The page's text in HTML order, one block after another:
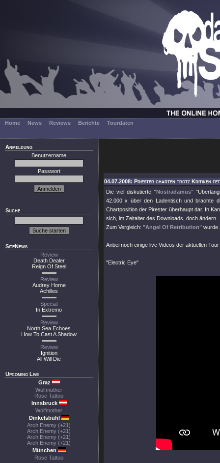
Home News Reviews Berichte Tourdaten
Anmeldung
Benutzername
Passwort
Suche
SiteNews
Review
Death Dealer
Reign Of Steel
Review
Audrey Horne
Achilles
Special
In Extremo
Review
North Sea Echoes
How To Cast A Shadow
Review
Ignition
All Will Die
Upcoming Live
Graz
Wolfmother
Rose Tattoo
Innsbruck
Wolfmother
Dinkelsbühl
Arch Enemy (+21)
Arch Enemy (+21)
Arch Enemy (+21)
Arch Enemy (+21)
München
Rose Tattoo
04.07.2008: Priester charten trotz Kritiken
Die viel diskutierte "Nostradamus"
42.000 x über den Ladentisch und brachte
Chartposition der Pirester überhaupt dar. In
sich, im Zeitalter des Downloads, doch ändern.
Zum Vergleich: "Angel Of Retribution" wurde
Anbei noch einige live Videos der aktuellen
"Electric Eye"